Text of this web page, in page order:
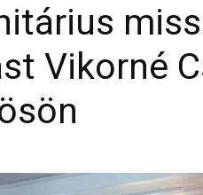
Vikorné